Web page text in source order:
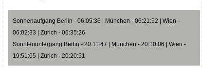
Sonnenaufgang Berlin - 06:05:36 | München - 06:21:52 | Wien -
06:02:33 | Zürich - 06:35:26
Sonntenuntergang Berlin - 20:11:47 | München - 20:10:06 | Wien -
19:51:05 | Zürich - 20:20:51